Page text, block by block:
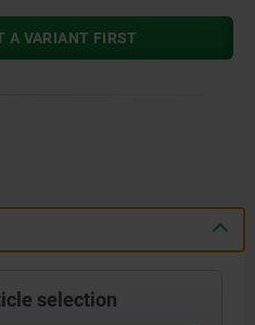
A VARIANT FIRST
selection